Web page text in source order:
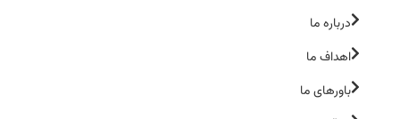
درباره ما
اهداف ما
باورهای ما